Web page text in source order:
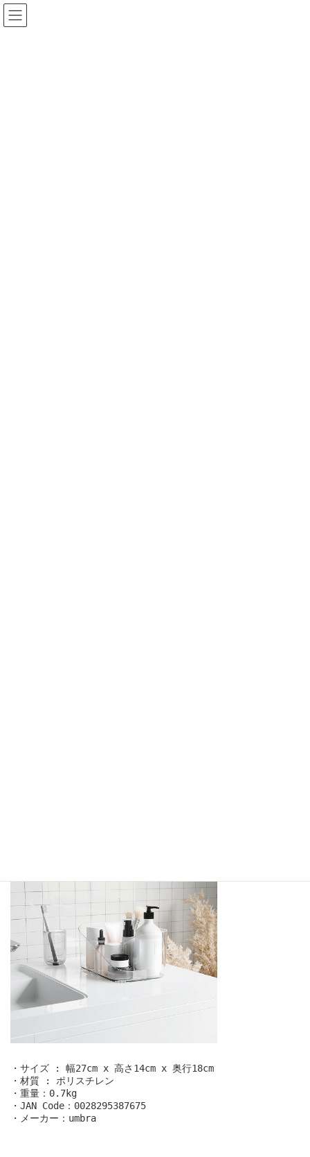
コ
ン
テ
ナ
ビ
ゲ
・サイズ : 幅27cm x 高さ14cm x 奥行18cm
・材質 : ポリスチレン
・重量：0.7kg
・JAN Code：0028295387675
・メーカー：umbra